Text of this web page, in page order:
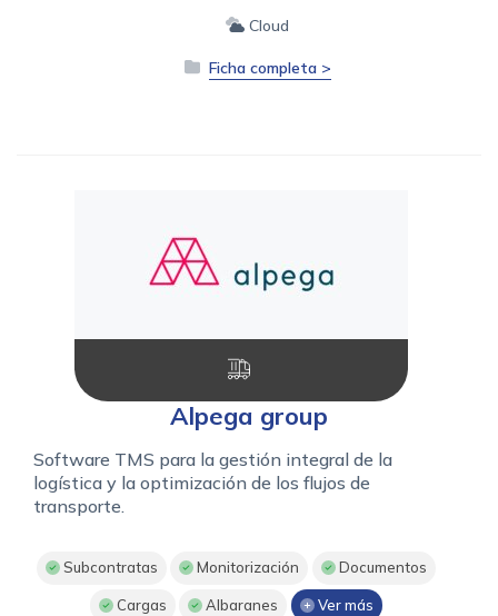
Cloud
Ficha completa >
Alpega group
Software TMS para la gestión integral de la
logística y la optimización de los flujos de
transporte.
Subcontratas Monitorización Documentos
Cargas Albaranes Ver más